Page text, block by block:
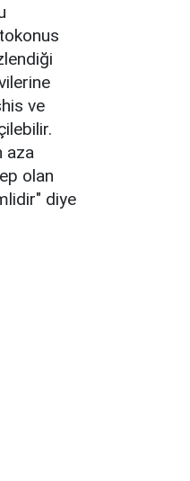
ve
aza
olan
diye